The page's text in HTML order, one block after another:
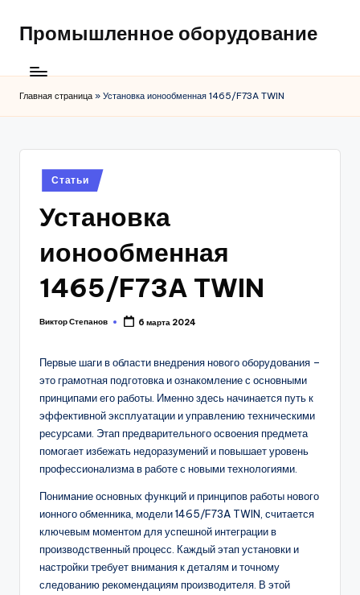
Промышленное оборудование
Главная страница » Установка ионообменная 1465/F73A TWIN
Posted
in
Статьи
Установка
ионообменная
1465/F73A TWIN
Posted
Виктор Степанов 6 марта 2024
Первые шаги в области внедрения нового оборудования –
это грамотная подготовка и ознакомление с основными
принципами его работы. Именно здесь начинается путь к
эффективной эксплуатации и управлению техническими
ресурсами. Этап предварительного освоения предмета
помогает избежать недоразумений и повышает уровень
профессионализма в работе с новыми технологиями.
Понимание основных функций и принципов работы нового
ионного обменника, модели 1465/F73A TWIN, считается
ключевым моментом для успешной интеграции в
производственный процесс. Каждый этап установки и
настройки требует внимания к деталям и точному
следованию рекомендациям производителя. В этой